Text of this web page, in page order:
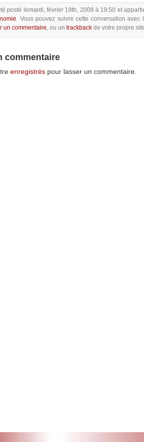
posté lemardi, février 19th, 2008 à 19:50 et
. Vous pouvez suivre cette conversation avec
un commentaire, ou un trackback de votre propre
commentaire
enregistrés pour lasser un commentaire.